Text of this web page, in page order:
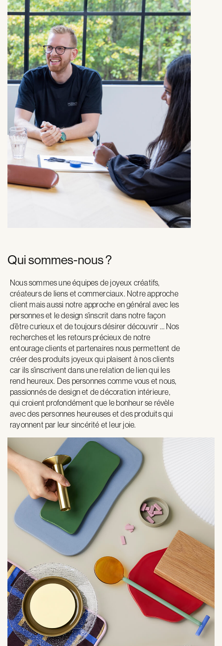
Qui sommes-nous ?
Nous sommes une équipes de joyeux créatifs,
créateurs de liens et commerciaux. Notre approche
client mais aussi notre approche en général avec les
personnes et le design s’inscrit dans notre façon
d’être curieux et de toujours désirer découvrir … Nos
recherches et les retours précieux de notre
entourage clients et partenaires nous permettent de
créer des produits joyeux qui plaisent à nos clients
car ils s’inscrivent dans une relation de lien qui les
rend heureux. Des personnes comme vous et nous,
passionnés de design et de décoration intérieure,
qui croient profondément que le bonheur se révèle
avec des personnes heureuses et des produits qui
rayonnent par leur sincérité et leur joie.